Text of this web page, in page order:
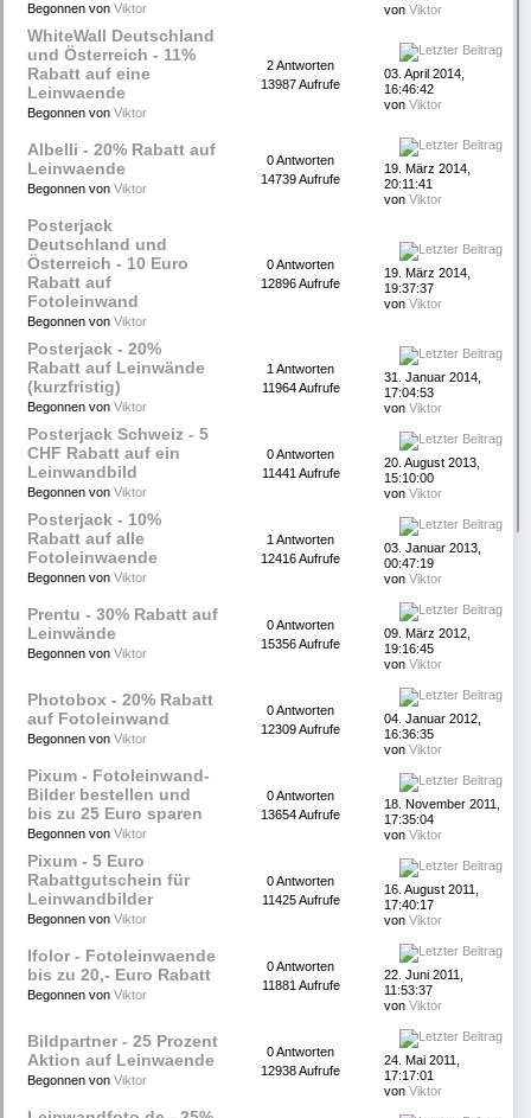
Begonnen von Viktor
von Viktor
WhiteWall Deutschland
und Österreich - 11%
Rabatt auf eine
Leinwaende
Begonnen von Viktor
2 Antworten
13987 Aufrufe
03. April 2014,
16:46:42
von Viktor
Albelli - 20% Rabatt auf
Leinwaende
Begonnen von Viktor
0 Antworten
14739 Aufrufe
19. März 2014,
20:11:41
von Viktor
Posterjack
Deutschland und
Österreich - 10 Euro
Rabatt auf
Fotoleinwand
Begonnen von Viktor
0 Antworten
12896 Aufrufe
19. März 2014,
19:37:37
von Viktor
Posterjack - 20%
Rabatt auf Leinwände
(kurzfristig)
Begonnen von Viktor
1 Antworten
11964 Aufrufe
31. Januar 2014,
17:04:53
von Viktor
Posterjack Schweiz - 5
CHF Rabatt auf ein
Leinwandbild
Begonnen von Viktor
0 Antworten
11441 Aufrufe
20. August 2013,
15:10:00
von Viktor
Posterjack - 10%
Rabatt auf alle
Fotoleinwaende
Begonnen von Viktor
1 Antworten
12416 Aufrufe
03. Januar 2013,
00:47:19
von Viktor
Prentu - 30% Rabatt auf
Leinwände
Begonnen von Viktor
0 Antworten
15356 Aufrufe
09. März 2012,
19:16:45
von Viktor
Photobox - 20% Rabatt
auf Fotoleinwand
Begonnen von Viktor
0 Antworten
12309 Aufrufe
04. Januar 2012,
16:36:35
von Viktor
Pixum - Fotoleinwand-
Bilder bestellen und
bis zu 25 Euro sparen
Begonnen von Viktor
0 Antworten
13654 Aufrufe
18. November 2011,
17:35:04
von Viktor
Pixum - 5 Euro
Rabattgutschein für
Leinwandbilder
Begonnen von Viktor
0 Antworten
11425 Aufrufe
16. August 2011,
17:40:17
von Viktor
Ifolor - Fotoleinwaende
bis zu 20,- Euro Rabatt
Begonnen von Viktor
0 Antworten
11881 Aufrufe
22. Juni 2011,
11:53:37
von Viktor
Bildpartner - 25 Prozent
Aktion auf Leinwaende
Begonnen von Viktor
0 Antworten
12938 Aufrufe
24. Mai 2011,
17:17:01
von Viktor